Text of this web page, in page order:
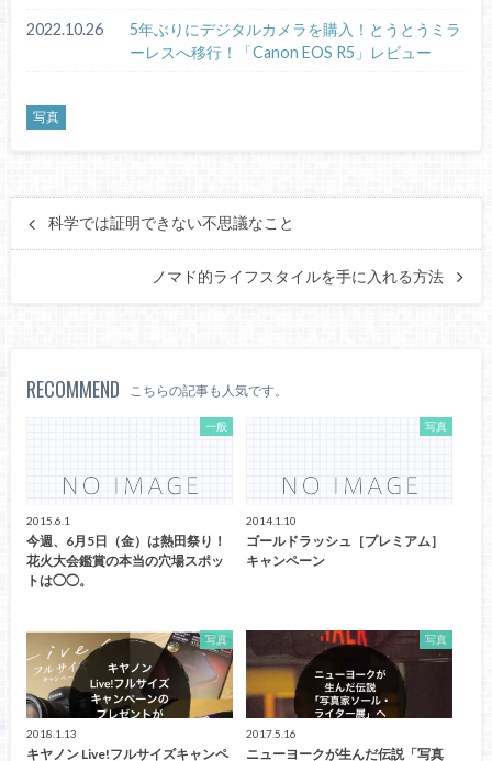
2022.10.26
5年ぶりにデジタルカメラを購入！とうとうミラ
ーレスへ移行！「Canon EOS R5」レビュー
写真
科学では証明できない不思議なこと
ノマド的ライフスタイルを手に入れる方法
RECOMMEND こちらの記事も人気です。
一般
2015.6.1
今週、6月5日（金）は熱田祭り！
花火大会鑑賞の本当の穴場スポッ
トは◯◯。
写真
2014.1.10
ゴールドラッシュ［プレミアム］
キャンペーン
写真
2018.1.13
キヤノン Live!フルサイズキャンペ
写真
2017.5.16
ニューヨークが生んだ伝説「写真